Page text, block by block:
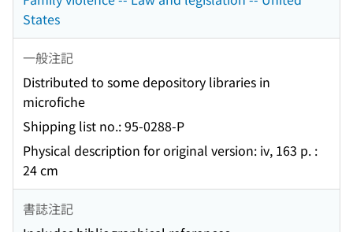
States
一般注記
Distributed to some depository libraries in
microfiche
Shipping list no.: 95-0288-P
Physical description for original version: iv, 163 p. :
24 cm
書誌注記